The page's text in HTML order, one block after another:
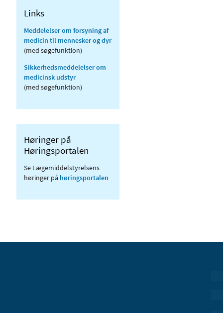
Links
Meddelelser om forsyning af
medicin til mennesker og dyr
(med søgefunktion)
Sikkerhedsmeddelelser om
medicinsk udstyr
(med søgefunktion)
Høringer på
Høringsportalen
Se Lægemiddelstyrelsens
høringer på høringsportalen